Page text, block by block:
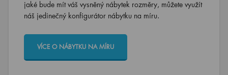
jaké bude mít váš vysněný nábytek rozměry, můžete využít
náš jedinečný konfigurátor nábytku na míru.
VÍCE O NÁBYTKU NA MÍRU